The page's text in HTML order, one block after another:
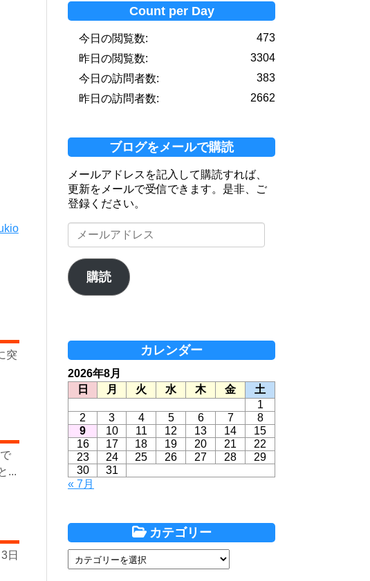
突
...
日
Count per Day
473
今日の閲覧数:
3304
昨日の閲覧数:
383
今日の訪問者数:
2662
昨日の訪問者数:
ブログをメールで購読
メールアドレスを記入して購読すれば、
更新をメールで受信できます。是非、ご
登録ください。
メ
ー
ア
ド
購読
カレンダー
2026年8月
日
月 火 水 木 金
土
1
2
3 4 5 6 7
8
9
10 11 12 13 14
15
16
17 18 19 20 21
22
23
24 25 26 27 28
29
30
31
« 7月
カテゴリー